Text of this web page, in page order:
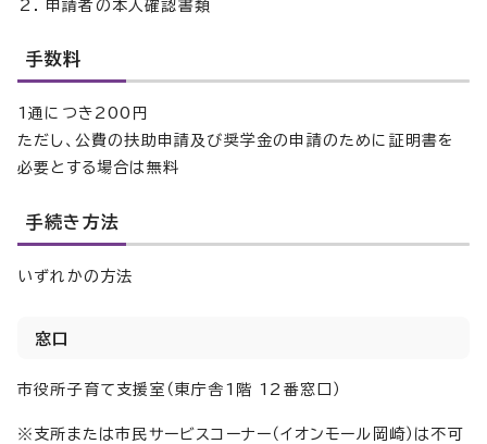
申請者の本人確認書類
手数料
1通につき200円
ただし、公費の扶助申請及び奨学金の申請のために証明書を
必要とする場合は無料
手続き方法
いずれかの方法
窓口
市役所子育て支援室（東庁舎1階 12番窓口）
※支所または市民サービスコーナー（イオンモール岡崎）は不可